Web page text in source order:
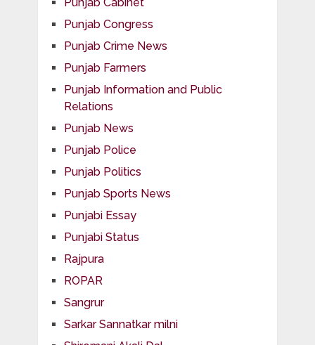
Punjab Congress
Punjab Crime News
Punjab Farmers
Punjab Information and Public
Relations
Punjab News
Punjab Police
Punjab Politics
Punjab Sports News
Punjabi Essay
Punjabi Status
Rajpura
ROPAR
Sangrur
Sarkar Sannatkar milni